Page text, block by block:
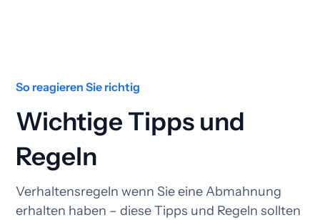
So reagieren Sie richtig
Wichtige Tipps und
Regeln
Verhaltensregeln wenn Sie eine Abmahnung
erhalten haben – diese Tipps und Regeln sollten